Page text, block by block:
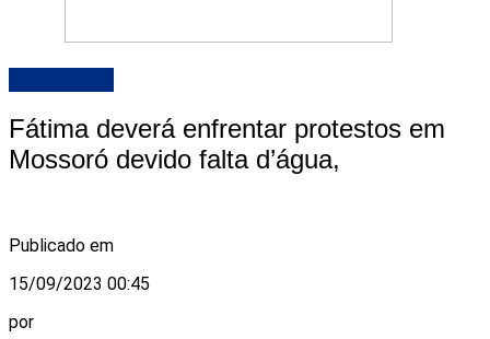
Fátima deverá enfrentar protestos em
Mossoró devido falta d’água,
Publicado em
15/09/2023 00:45
por